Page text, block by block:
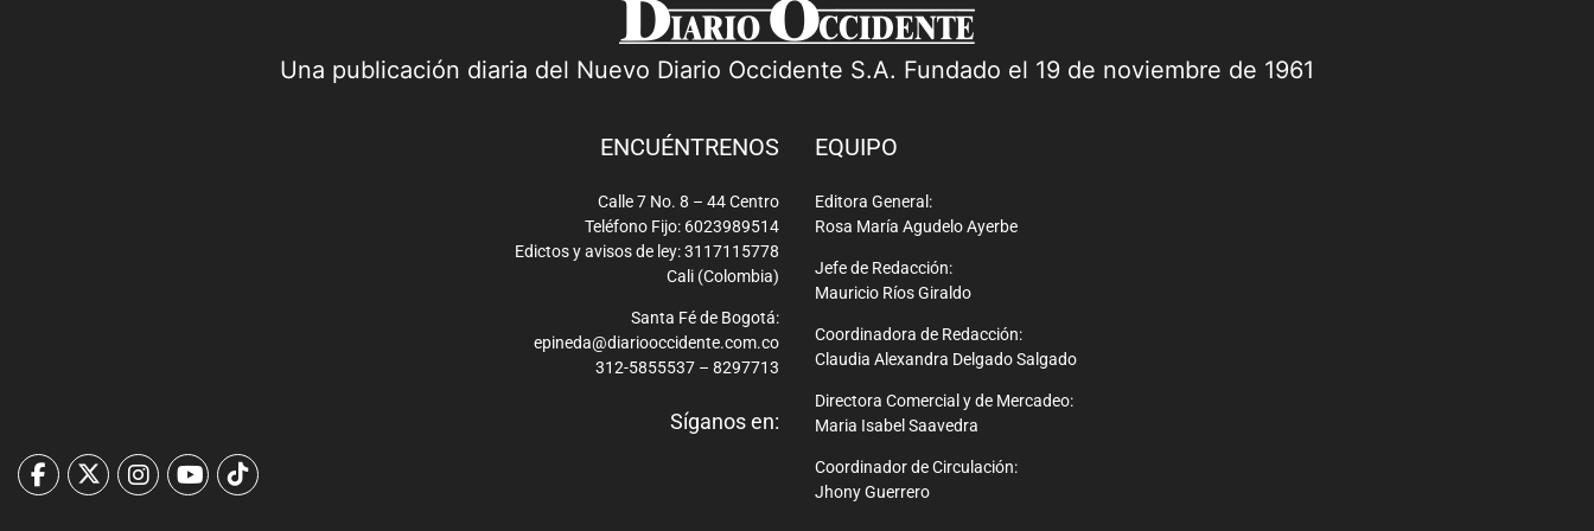
Una publicación diaria del Nuevo Diario Occidente S.A. Fundado el 19 de noviembre de 1961
ENCUÉNTRENOS
Calle 7 No. 8 – 44 Centro
Teléfono Fijo: 6023989514
Edictos y avisos de ley: 3117115778
Cali (Colombia)
Santa Fé de Bogotá:
epineda@diariooccidente.com.co
312-5855537 – 8297713
Síganos en:
EQUIPO
Editora General:
Rosa María Agudelo Ayerbe
Jefe de Redacción:
Mauricio Ríos Giraldo
Coordinadora de Redacción:
Claudia Alexandra Delgado Salgado
Directora Comercial y de Mercadeo:
Maria Isabel Saavedra
Coordinador de Circulación:
Jhony Guerrero